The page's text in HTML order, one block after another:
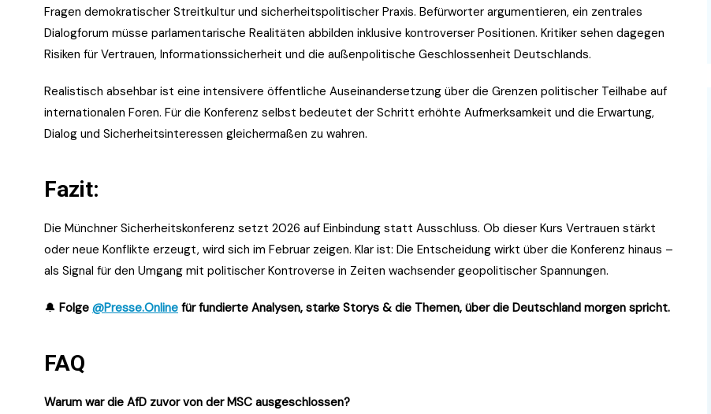
Fragen demokratischer Streitkultur und sicherheitspolitischer Praxis. Befürworter argumentieren, ein zentrales
Dialogforum müsse parlamentarische Realitäten abbilden inklusive kontroverser Positionen. Kritiker sehen dagegen
Risiken für Vertrauen, Informationssicherheit und die außenpolitische Geschlossenheit Deutschlands.
Realistisch absehbar ist eine intensivere öffentliche Auseinandersetzung über die Grenzen politischer Teilhabe auf
internationalen Foren. Für die Konferenz selbst bedeutet der Schritt erhöhte Aufmerksamkeit und die Erwartung,
Dialog und Sicherheitsinteressen gleichermaßen zu wahren.
Fazit:
Die Münchner Sicherheitskonferenz setzt 2026 auf Einbindung statt Ausschluss. Ob dieser Kurs Vertrauen stärkt
oder neue Konflikte erzeugt, wird sich im Februar zeigen. Klar ist: Die Entscheidung wirkt über die Konferenz hinaus –
als Signal für den Umgang mit politischer Kontroverse in Zeiten wachsender geopolitischer Spannungen.
🔔 Folge @Presse.Online für fundierte Analysen, starke Storys & die Themen, über die Deutschland morgen spricht.
FAQ
Warum war die AfD zuvor von der MSC ausgeschlossen?